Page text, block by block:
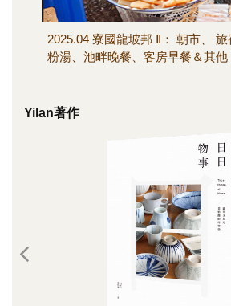
2025.04 寮國龍坡邦 Ⅱ： 朝市、
粉湯、池畔晚餐、客房早餐＆其他
Yilan著作